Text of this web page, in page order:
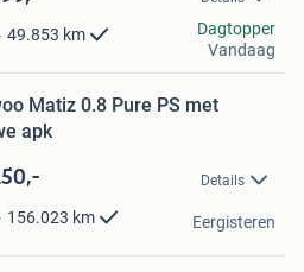
49.853 km
Dagtopper
Vandaag
Matiz 0.8 Pure PS met
apk
Details
156.023 km Eergisteren